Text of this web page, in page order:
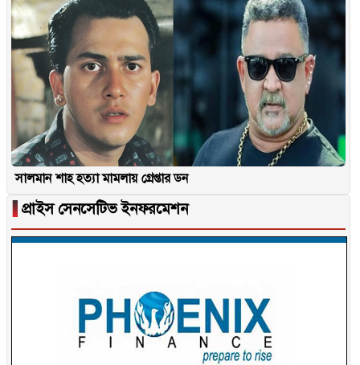
সালমান শাহ হত্যা মামলায় গ্রেপ্তার ডন
▐ প্রাইস সেনসেটিভ ইনফরমেশন